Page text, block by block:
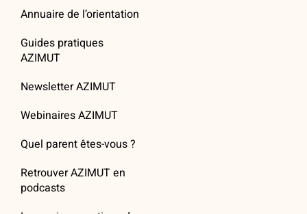
Annuaire de l’orientation
Guides pratiques
AZIMUT
Newsletter AZIMUT
Webinaires AZIMUT
Quel parent êtes-vous ?
Retrouver AZIMUT en
podcasts